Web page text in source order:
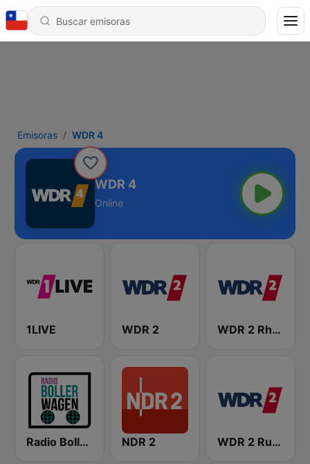
Emisoras WDR 4
WDR 4
Online
1LIVE WDR 2 WDR 2 Rhein und Ruhr
Radio Bollerwagen NDR 2 WDR 2 Ruhrgebiet